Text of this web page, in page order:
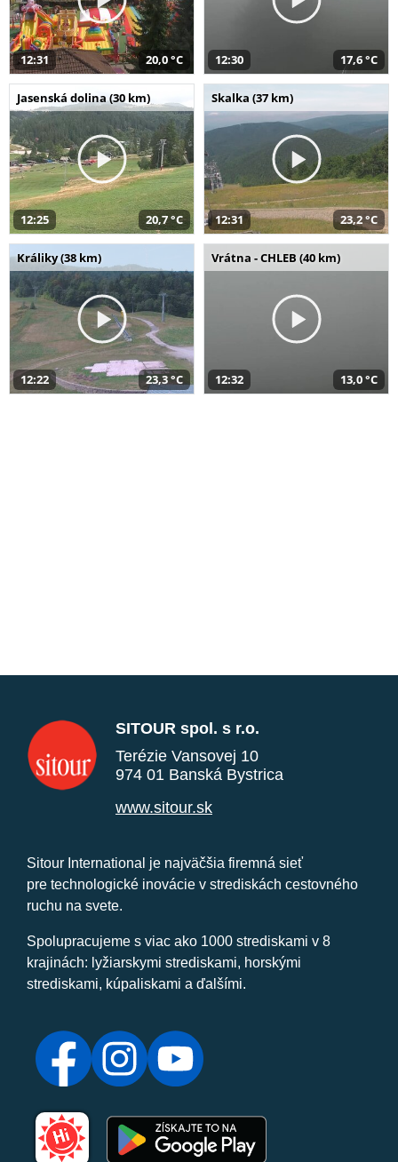
12:31 20,0 °C 12:30 17,6 °C
Jasenská dolina (30 km)
12:25 20,7 °C
Skalka (37 km)
12:31 23,2 °C
Králiky (38 km)
12:22 23,3 °C
Vrátna - CHLEB (40 km)
12:32 13,0 °C
SITOUR spol. s r.o.
Terézie Vansovej 10
974 01 Banská Bystrica
www.sitour.sk
Sitour International je najväčšia firemná sieť
pre technologické inovácie v strediskách cestovného
ruchu na svete.
Spolupracujeme s viac ako 1000 strediskami v 8
krajinách: lyžiarskymi strediskami, horskými
strediskami, kúpaliskami a ďalšími.